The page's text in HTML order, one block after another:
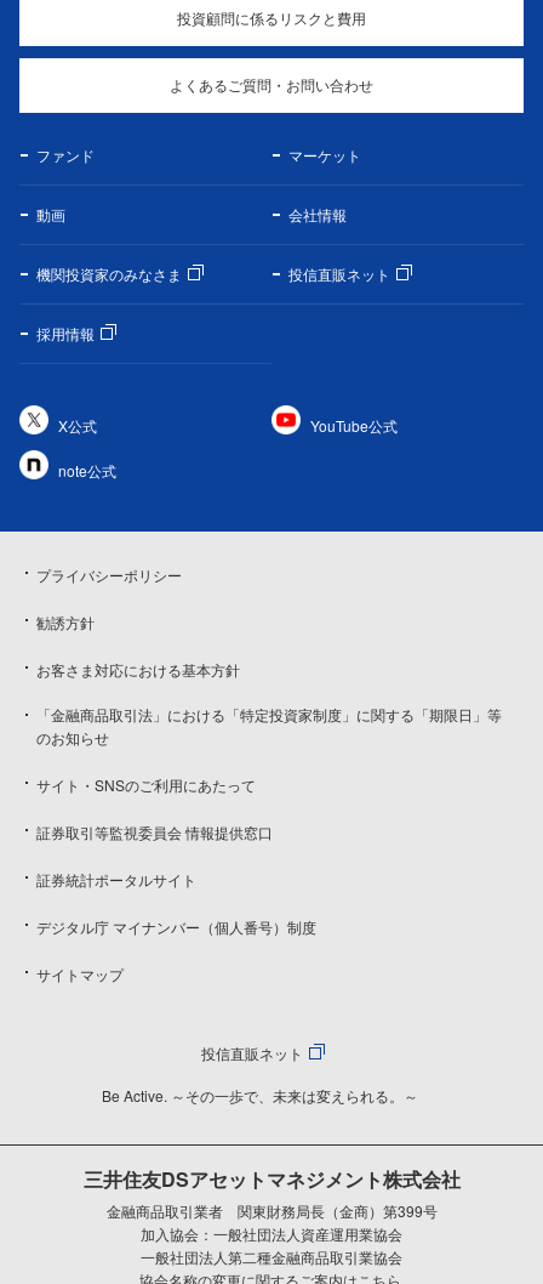
投資顧問に係るリスクと費用
よくあるご質問・お問い合わせ
ファンド マーケット
動画 会社情報
機関投資家のみなさま 投信直販ネット
採用情報
X公式 YouTube公式
note公式
プライバシーポリシー
勧誘方針
お客さま対応における基本方針
「金融商品取引法」における「特定投資家制度」に関する「期限日」等
のお知らせ
サイト・SNSのご利用にあたって
証券取引等監視委員会 情報提供窓口
証券統計ポータルサイト
デジタル庁 マイナンバー（個人番号）制度
サイトマップ
投信直販ネット
Be Active. ～その一歩で、未来は変えられる。～
三井住友DSアセットマネジメント株式会社
金融商品取引業者 関東財務局長（金商）第399号
加入協会：一般社団法人資産運用業協会
一般社団法人第二種金融商品取引業協会